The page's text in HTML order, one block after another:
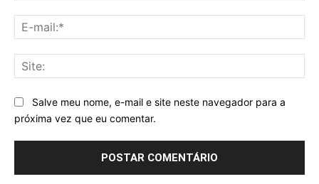
Salve meu nome, e-mail e site neste navegador para a
próxima vez que eu comentar.